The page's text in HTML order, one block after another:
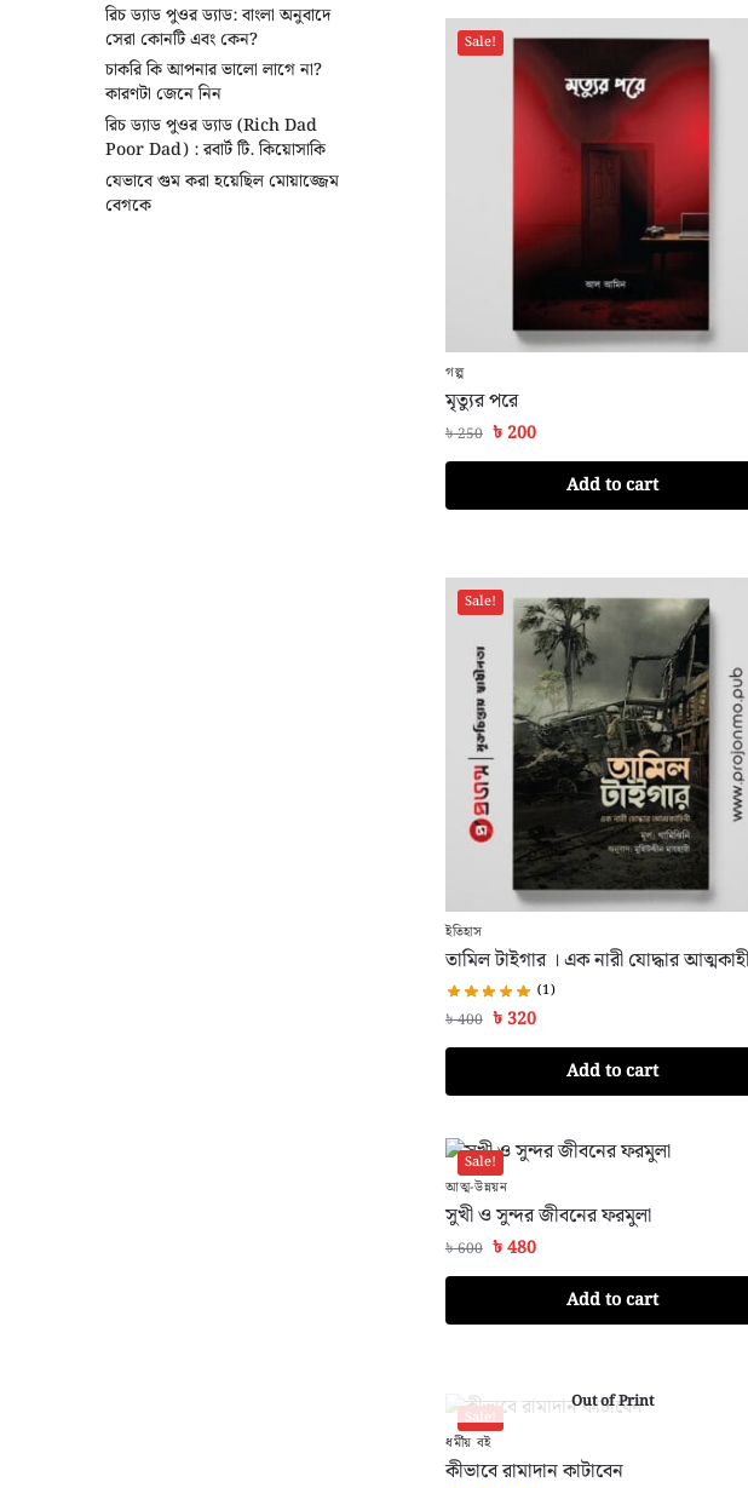
Sale!
গল্প
মৃত্যুর পরে
৳250 ৳200
Add to cart
Sale!
ইতিহাস
তামিল টাইগার । এক নারী যোদ্ধার
(1)
৳400 ৳320
Add to cart
Sale!
আত্ম-উন্নয়ন
সুখী ও সুন্দর জীবনের ফরমুলা
৳600 ৳480
Add to cart
Sale!
Out of Print
ধর্মীয় বই
কীভাবে রামাদান কাটাবেন
রিচ ড্যাড পুওর ড্যাড: বাংলা অনুবাদে
সেরা কোনটি এবং কেন?
চাকরি কি আপনার ভালো লাগে না?
কারণটা জেনে নিন
রিচ ড্যাড পুওর ড্যাড (Rich Dad
Poor Dad) : রবার্ট টি. কিয়োসাকি
যেভাবে গুম করা হয়েছিল মোয়াজ্জেম
বেগকে